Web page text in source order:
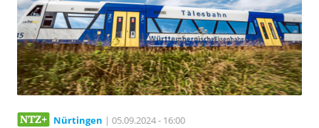
Nürtingen | 05.09.2024 - 16:00